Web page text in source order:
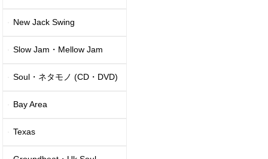
New Jack Swing
Slow Jam・Mellow Jam
Soul・ネタモノ (CD・DVD)
Bay Area
Texas